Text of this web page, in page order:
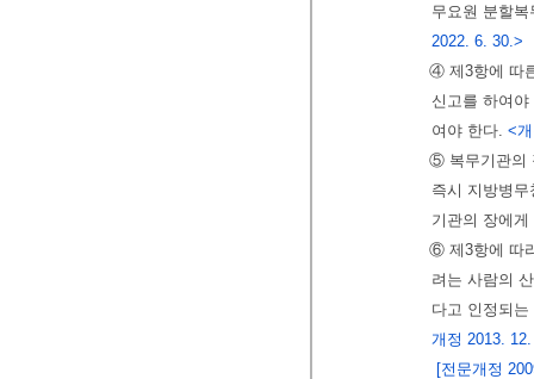
무요원 분할
2022. 6. 30.>
④ 제3항에 따
신고를 하여
여야 한다. <
⑤ 복무기관의
즉시 지방병
기관의 장에
⑥ 제3항에 따
려는 사람의
다고 인정되
개정 2013.
[전문개정